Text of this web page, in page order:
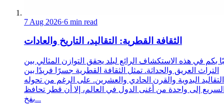
7 Aug 2026·6 min read
الثقافة القطرية: التقاليد، التاريخ والعادات
بكم في هذه الاستكشاف الرائع لبلد يحقق التوازن المثالي بين
التراث العريق والحداثة. تمثل الثقافة القطرية جسرًا فريدًا بين
التقاليد البدوية والقرن الحادي والعشرين. على الرغم من تحوله
إلى واحدة من أغنى الدول في العالم، إلا أن قطر تحافظ
بفخ...